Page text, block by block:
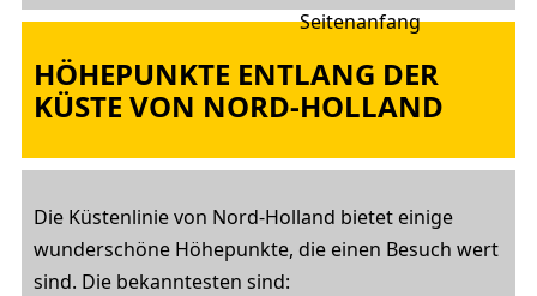
HÖHEPUNKTE ENTLANG DER
KÜSTE VON NORD-HOLLAND
Die Küstenlinie von Nord-Holland bietet einige
wunderschöne Höhepunkte, die einen Besuch wert
sind. Die bekanntesten sind: